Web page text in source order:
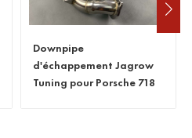
Downpipe
d'échappement Jagrow
Tuning pour Porsche 718